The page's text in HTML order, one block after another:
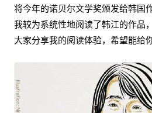
将今年的诺贝尔文学奖颁发给韩国
我较为系统性地阅读了韩江的作品
大家分享我的阅读体验，希望能给